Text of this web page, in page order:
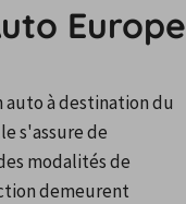
Europe
auto à destination du
s'assure de
modalités de
demeurent